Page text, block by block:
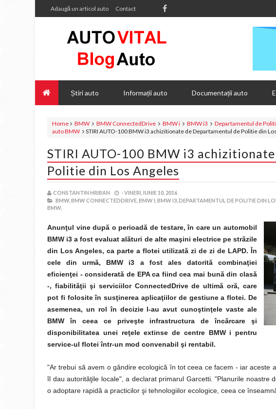
Adaugă un articol auto Contact
Știri auto Informații auto Documentații auto
Home BMW BMW ConnectedDrive BMW i BMW i3 Departamentul de
auto BMW
STIRI AUTO-100 BMW i3 achizitionate de Departamentul de Politie din
STIRI AUTO-100 BMW i3
Politie din Los Angeles
CONSTANTIN HRIBAN -VINERI, IUNIE 10, 2016
BMW, BMW CONNECTEDDRIVE, BMW I, BMW I3, DEPARTAMENTUL DE POLITIE DIN
BMW,
Anunţul vine după o perioadă de testare, în care un automobil
BMW i3 a fost evaluat alături de alte maşini electrice pe străzile
din Los Angeles, ca parte a flotei utilizată zi de zi de LAPD. În
cele din urmă, BMW i3 a fost ales datorită combinaţiei
eficienţei - considerată de EPA ca fiind cea mai bună din clasă
-, fiabilităţii şi serviciilor ConnectedDrive de ultimă oră, care
pot fi folosite în susţinerea aplicaţiilor de gestiune a flotei. De
asemenea, un rol în decizie l-au avut cunoştinţele vaste ale
BMW în ceea ce priveşte infrastructura de încărcare şi
disponibilitatea unei reţele extinse de centre BMW i pentru
service-ul flotei într-un mod convenabil şi rentabil.
"Ar trebui să avem o gândire ecologică în tot ceea ce facem - iar aceste
îl dau autorităţile locale", a declarat primarul Garcetti. "Planurile noastre
o adoptare rapidă a practicilor şi tehnologiilor ecologice, ceea ce